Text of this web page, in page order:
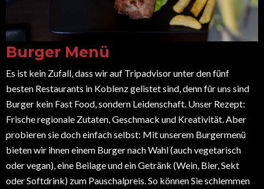
Burger Menü
Es ist kein Zufall, dass wir auf Tripadvisor unter den fünf
besten Restaurants in Koblenz gelistet sind, denn für uns sind
Burger kein Fast Food, sondern Leidenschaft. Unser Rezept:
Frische regionale Zutaten, Geschmack und Kreativität. Aber
probieren sie doch einfach selbst: Mit unserem Burgermenü
bieten wir ihnen einem Burger nach Wahl (auch vegetarisch
oder vegan), eine Beilage und ein Getränk (Wein, Bier, Sekt
oder Softdrink) zum Pauschalpreis. So können Sie schlemmen